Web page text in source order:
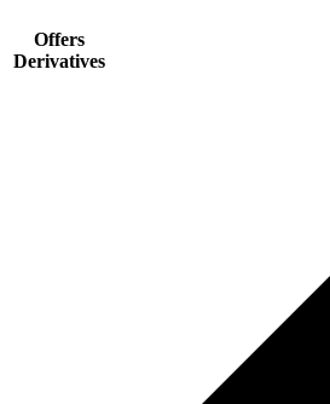
Offers
Derivatives